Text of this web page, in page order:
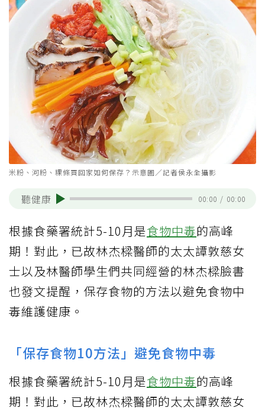
米粉、河粉、粿條買回家如何保存？示意圖／記者侯永全攝影
聽健康 00:00 / 00:00
根據食藥署統計5-10月是食物中毒的高峰
期！對此，已故林杰樑醫師的太太譚敦慈女
士以及林醫師學生們共同經營的林杰樑臉書
也發文提醒，保存食物的方法以避免食物中
毒維護健康。
「保存食物10方法」避免食物中毒
根據食藥署統計5-10月是食物中毒的高峰
期！對此，已故林杰樑醫師的太太譚敦慈女